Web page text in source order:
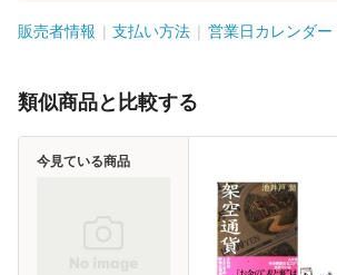
販売者情報 支払い方法 営業日カレンダー
類似商品と比較する
今見ている商品